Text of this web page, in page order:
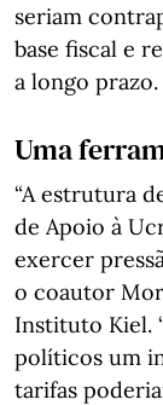
seriam
base fiscal e
a longo prazo.
Uma
“A estrutura
de Apoio à
exercer
o coautor
Instituto Kiel.
políticos um
tarifas